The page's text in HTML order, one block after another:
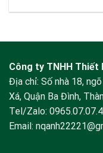
Công ty TNHH Thiết
Địa chỉ: Số nhà 18,
Xá, Quận Ba Đình,
Tel/Zalo:
Email: